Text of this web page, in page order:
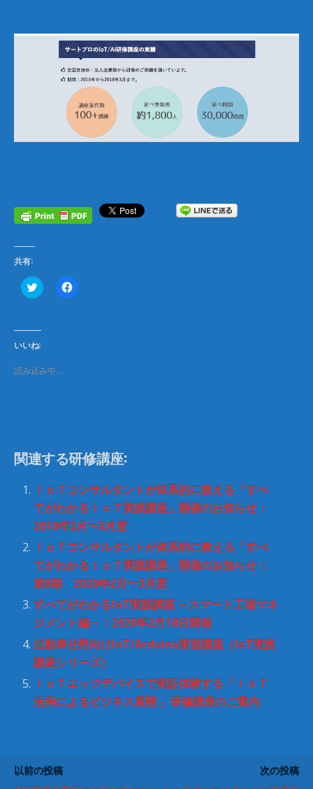
共有:
ク
リ
て
T
w
t
t
い
ウ
ン
ド
ウ
で
開
き
ま
す
)
F
a
ク
し
て
だ
さ
い
(
新
し
い
ウ
ィ
ン
ド
ウ
開
き
ま
す
)
いいね:
読み込み中…
関連する研修講座:
ＩｏＴコンサルタントが体系的に教える「すべ
てがわかるＩｏＴ実践講座」開催のお知らせ：
2019年2月〜3月度
ＩｏＴコンサルタントが体系的に教える「すべ
てがわかるＩｏＴ実践講座」開催のお知らせ：
第8期 2020年2月〜3月度
すべてがわかるIoT実践講座 ～スマート工場マネ
ジメント編～：2020年2月18日開催
自動車分野向けIoT/Arduino実習講座（IoT実践
講座シリーズ）
ＩｏＴエッジデバイスで実証体験する「ＩｏＴ
活用によるビジネス展開 」研修講座のご案内
以前の投稿
次の投稿